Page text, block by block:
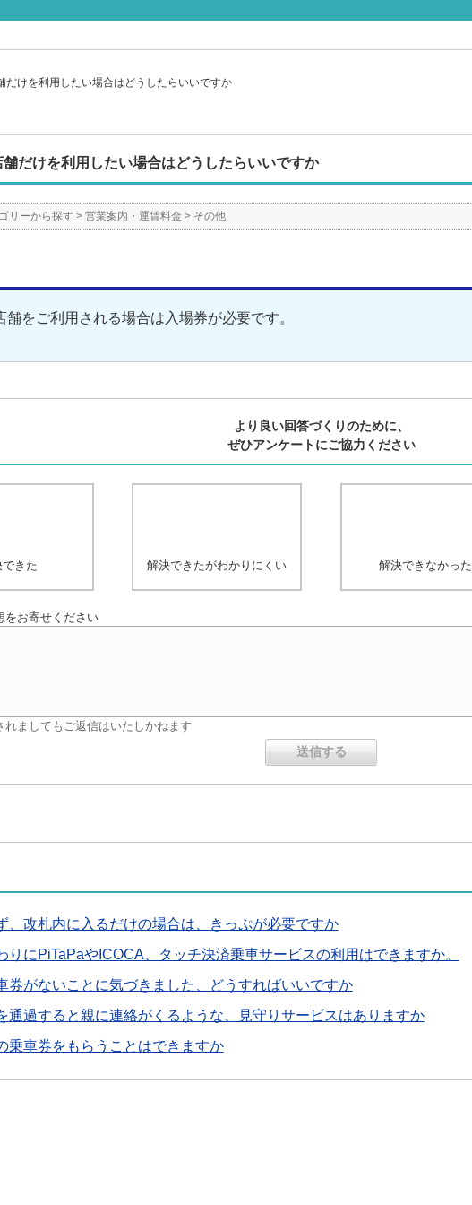
だけを利用したい場合はどうしたらいいですか
だけを利用したい場合はどうしたらいいですか
リーから探す > 営業案内・運賃料金 > その他
舗をご利用される場合は入場券が必要です。
より良い回答づくりのために、
ぜひアンケートにご協力ください
きた 解決できたがわかりにくい 解決できなかった
をお寄せください
れましてもご返信はいたしかねます
、改札内に入るだけの場合は、きっぷが必要ですか
りにPiTaPaやICOCA、タッチ決済乗車サービスの利用はできますか。
券がないことに気づきました、どうすればいいですか
通過すると親に連絡がくるような、見守りサービスはありますか
乗車券をもらうことはできますか